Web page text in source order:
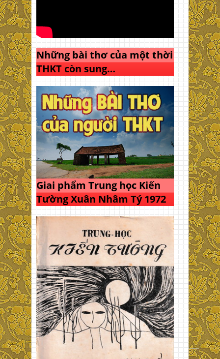
Những bài thơ của một thời
THKT còn sung…
Giai phẩm Trung học Kiến
Tường Xuân Nhâm Tý 1972